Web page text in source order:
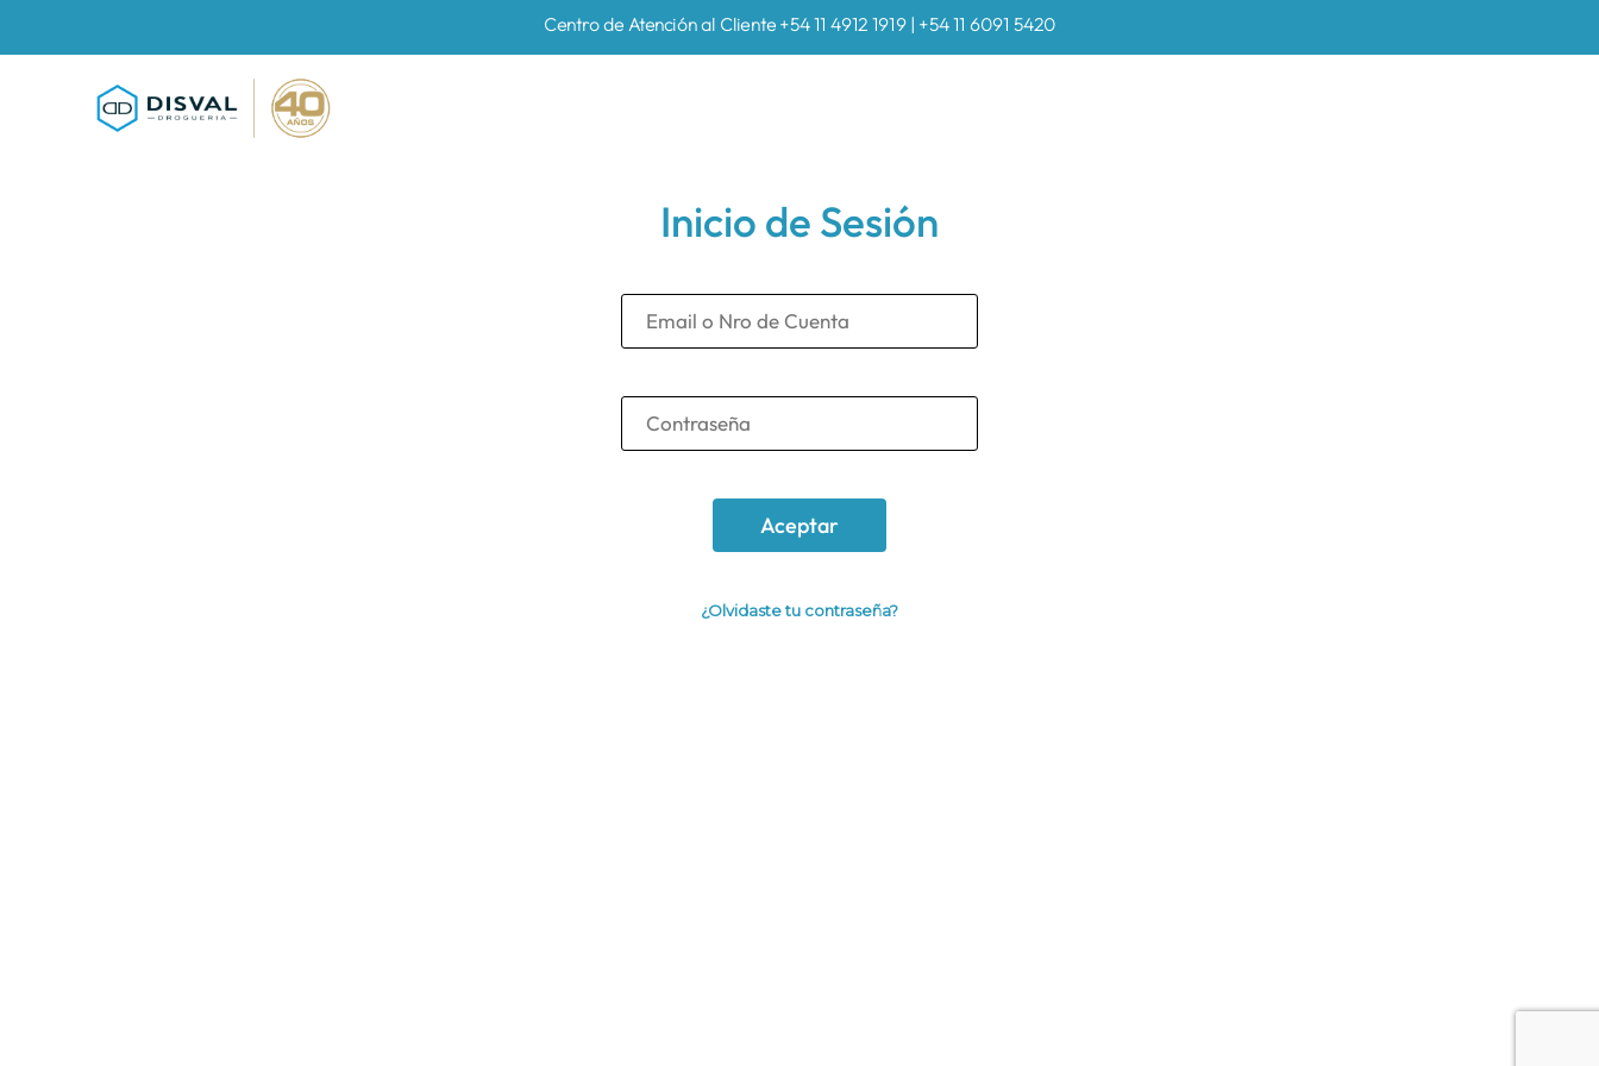
Centro de Atención al Cliente +54 11 4912 1919 | +54 11 6091 5420
Inicio de Sesión
¿Olvidaste tu contraseña?